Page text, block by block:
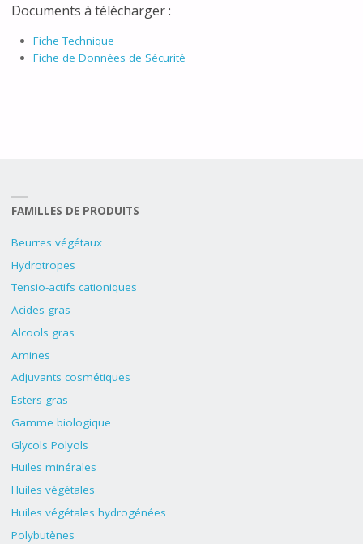
Documents à télécharger :
Fiche Technique
Fiche de Données de Sécurité
FAMILLES DE PRODUITS
Beurres végétaux
Hydrotropes
Tensio-actifs cationiques
Acides gras
Alcools gras
Amines
Adjuvants cosmétiques
Esters gras
Gamme biologique
Glycols Polyols
Huiles minérales
Huiles végétales
Huiles végétales hydrogénées
Polybutènes